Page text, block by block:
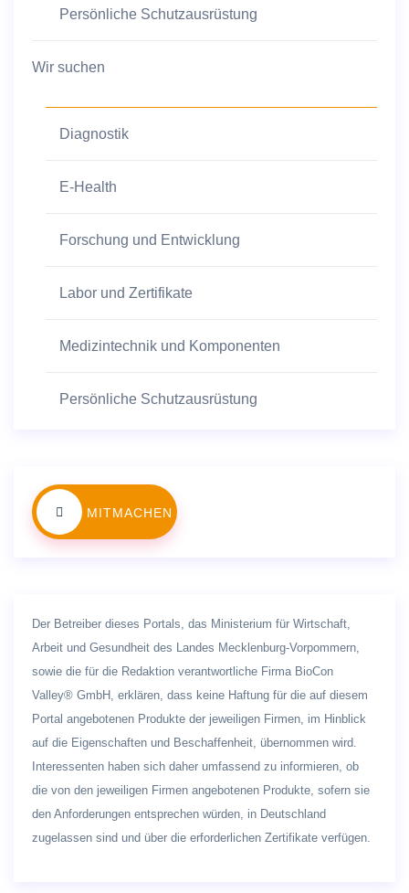
Persönliche Schutzausrüstung
Wir suchen
Diagnostik
E-Health
Forschung und Entwicklung
Labor und Zertifikate
Medizintechnik und Komponenten
Persönliche Schutzausrüstung
MITMACHEN
Der Betreiber dieses Portals, das Ministerium für Wirtschaft,
Arbeit und Gesundheit des Landes Mecklenburg-Vorpommern,
sowie die für die Redaktion verantwortliche Firma BioCon
Valley® GmbH, erklären, dass keine Haftung für die auf diesem
Portal angebotenen Produkte der jeweiligen Firmen, im Hinblick
auf die Eigenschaften und Beschaffenheit, übernommen wird.
Interessenten haben sich daher umfassend zu informieren, ob
die von den jeweiligen Firmen angebotenen Produkte, sofern sie
den Anforderungen entsprechen würden, in Deutschland
zugelassen sind und über die erforderlichen Zertifikate verfügen.